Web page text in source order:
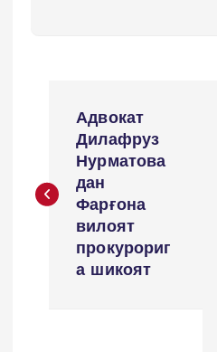
s
Адвокат
Дилафруз
Нурматова
дан
Фарғона
вилоят
прокурориг
а шикоят